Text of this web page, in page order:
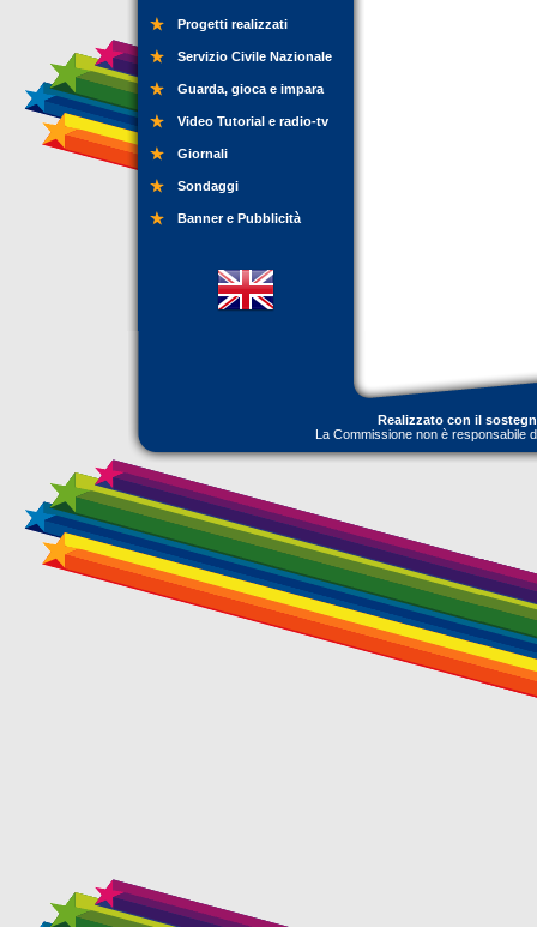
Progetti realizzati
Servizio Civile Nazionale
Guarda, gioca e impara
Video Tutorial e radio-tv
Giornali
Sondaggi
Banner e Pubblicità
Realizzato con il
La Commissione non è responsabile